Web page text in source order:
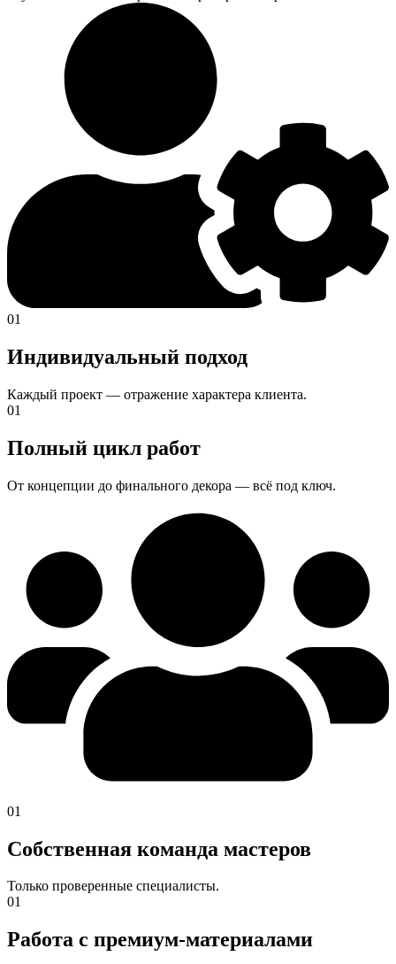
01
Индивидуальный подход
Каждый проект — отражение характера клиента.
01
Полный цикл работ
От концепции до финального декора — всё под ключ.
01
Собственная команда мастеров
Только проверенные специалисты.
01
Работа с премиум-материалами